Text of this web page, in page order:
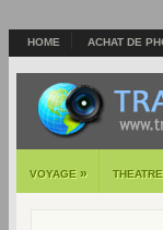
HOME ACHAT DE
VOYAGE » THEATRE